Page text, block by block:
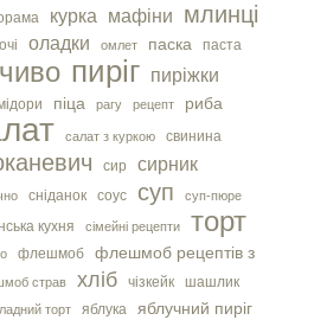
курка мафіни млинці
оладки омлет паска
паста
пиріг пиріжки
піца рагу рецепт риба
салат з куркою свинина
сир сирник
сніданок соус суп суп-пюре
кухня сімейні рецепти торт
флешмоб
флешмоб рецептів з
страв хліб чізкейк
шашлик
торт яблука яблучний пиріг